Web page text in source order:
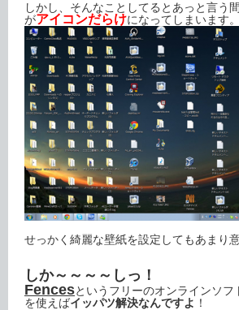
しかし、そんなことしてるとあっと言う
がアイコンだらけになってしまいます。
せっかく綺麗な壁紙を設定してもあまり
しか～～～～しっ！
Fencesというフリーのオンラインソフ
を使えばイッパツ解決なんですよ ！